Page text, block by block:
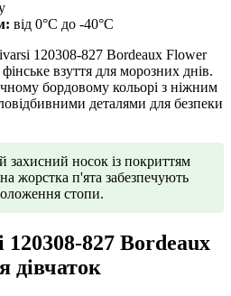
від 0°C до -40°C
120308-827 Bordeaux Flower
взуття для морозних днів.
бордовому кольорі з ніжним
деталями для безпеки
захисний носок із покриттям
жорстка п'ята забезпечують
стопи.
827 Bordeaux
дівчаток